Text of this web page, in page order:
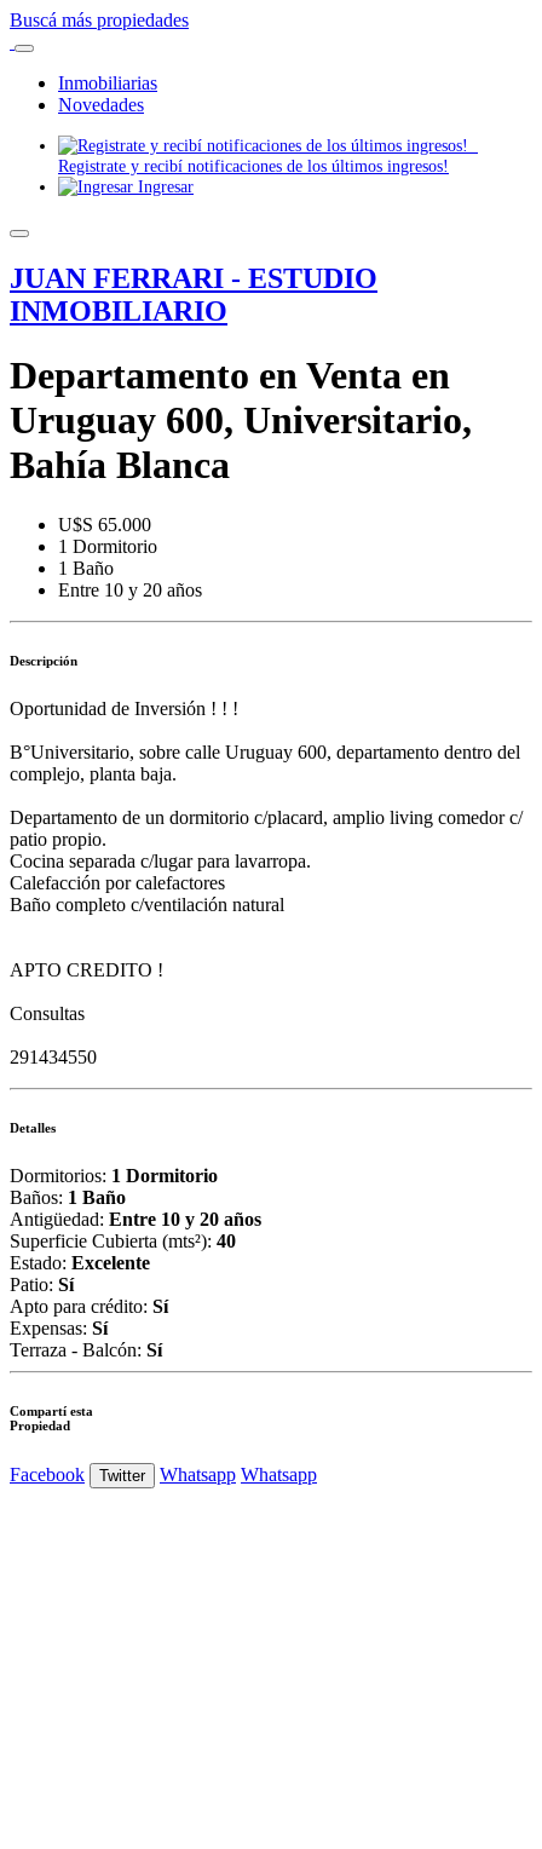
Buscá más propiedades
Inmobiliarias
Novedades
Registrate y recibí notificaciones de los últimos ingresos!
Ingresar
JUAN FERRARI - ESTUDIO
INMOBILIARIO
Departamento en Venta en
Uruguay 600, Universitario,
Bahía Blanca
U$S 65.000
1 Dormitorio
1 Baño
Entre 10 y 20 años
Descripción
Oportunidad de Inversión ! ! !
B°Universitario, sobre calle Uruguay 600, departamento dentro del
complejo, planta baja.
Departamento de un dormitorio c/placard, amplio living comedor c/
patio propio.
Cocina separada c/lugar para lavarropa.
Calefacción por calefactores
Baño completo c/ventilación natural
APTO CREDITO !
Consultas
291434550
Detalles
Dormitorios: 1 Dormitorio
Baños: 1 Baño
Antigüedad: Entre 10 y 20 años
Superficie Cubierta (mts²): 40
Estado: Excelente
Patio: Sí
Apto para crédito: Sí
Expensas: Sí
Terraza - Balcón: Sí
Compartí esta
Propiedad
Facebook Twitter Whatsapp Whatsapp